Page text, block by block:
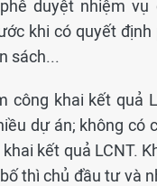
duyệt nhiệm vụ
khi có quyết
sách...
khai kết quả
dự án; không có
kết quả LCNT.
thì chủ đầu tư và